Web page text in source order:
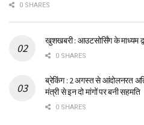
0 SHARES
खुशखबरी : आउटसोर्सिंग के माध्यम
0 SHARES
ब्रेकिंग : 2 अगस्त से आंदोलनरत
मंत्री से इन दो मांगों पर बनी सहमति
0 SHARES